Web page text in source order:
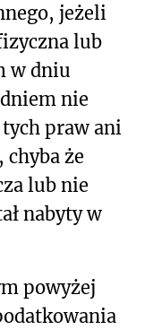
jeżeli
lub
w dniu
nie
tych praw ani
chyba że
lub nie
nabyty w
powyżej